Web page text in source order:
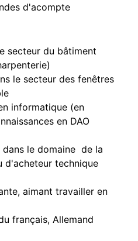
d'acompte
secteur du bâtiment
le secteur des fenêtres
informatique (en
en DAO
le domaine de la
d'acheteur technique
aimant travailler en
français, Allemand